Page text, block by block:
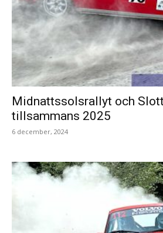
Midnattssolsrallyt och
tillsammans 2025
6 december, 2024